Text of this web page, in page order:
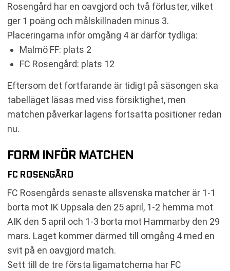
Rosengård har en oavgjord och två förluster, vilket
ger 1 poäng och målskillnaden minus 3.
Placeringarna inför omgång 4 är därför tydliga:
Malmö FF: plats 2
FC Rosengård: plats 12
Eftersom det fortfarande är tidigt på säsongen ska
tabelläget läsas med viss försiktighet, men
matchen påverkar lagens fortsatta positioner redan
nu.
FORM INFÖR MATCHEN
FC ROSENGÅRD
FC Rosengårds senaste allsvenska matcher är 1-1
borta mot IK Uppsala den 25 april, 1-2 hemma mot
AIK den 5 april och 1-3 borta mot Hammarby den 29
mars. Laget kommer därmed till omgång 4 med en
svit på en oavgjord match.
Sett till de tre första ligamatcherna har FC